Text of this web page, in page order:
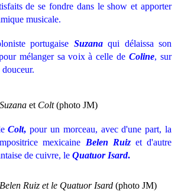
de se fondre dans le show et apporter
musicale.
portugaise Suzanaqui délaissa son
mélanger sa voix à celle deColine, sur
Suzana et Colt(photo JM)
Colt, pour un morceau, avec d'une part, la
mexicaine Belen Ruizet d'autre
de cuivre, le Quatuor Isard.
Ruiz et le Quatuor Isard (photo JM)